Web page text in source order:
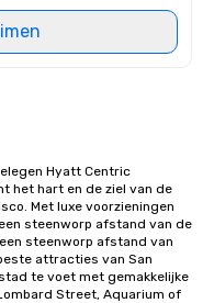
Hyatt Centric
het hart en de ziel van de
Met luxe voorzieningen
steenworp afstand van de
steenworp afstand van
attracties van San
te voet met gemakkelijke
Street, Aquarium of